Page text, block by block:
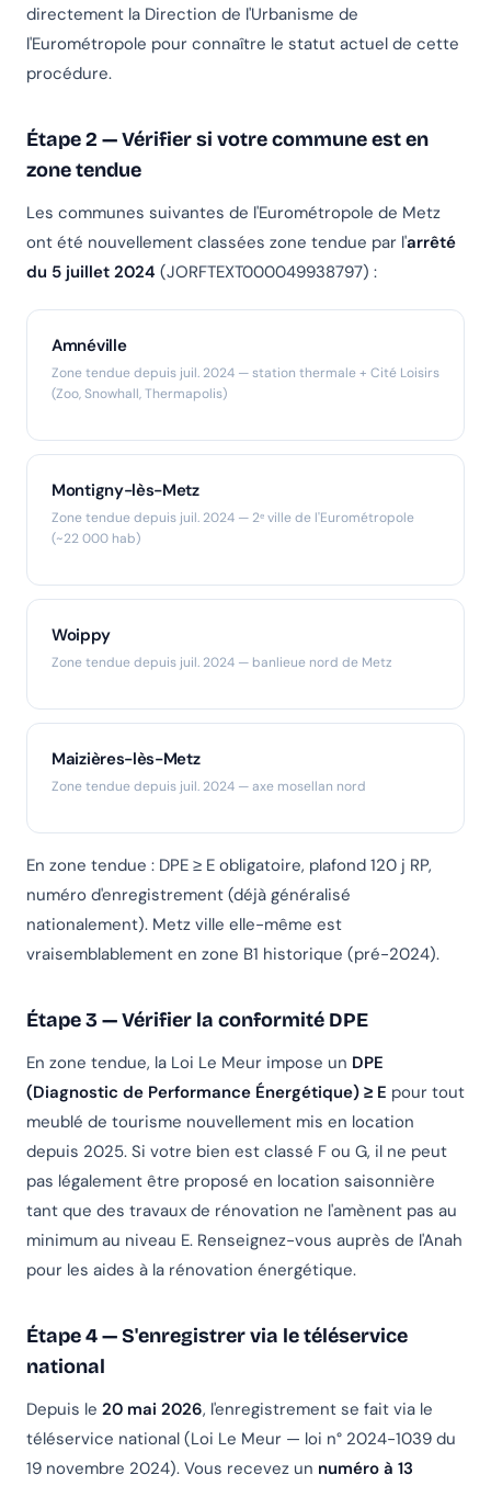
directement la Direction de l'Urbanisme de
l'Eurométropole pour connaître le statut actuel de cette
procédure.
Étape 2 — Vérifier si votre commune est en
zone tendue
Les communes suivantes de l'Eurométropole de Metz
ont été nouvellement classées zone tendue par l'arrêté
du 5 juillet 2024 (JORFTEXT000049938797) :
Amnéville
Zone tendue depuis juil. 2024 — station thermale + Cité Loisirs
(Zoo, Snowhall, Thermapolis)
Montigny-lès-Metz
Zone tendue depuis juil. 2024 — 2ᵉ ville de l'Eurométropole
(~22 000 hab)
Woippy
Zone tendue depuis juil. 2024 — banlieue nord de Metz
Maizières-lès-Metz
Zone tendue depuis juil. 2024 — axe mosellan nord
En zone tendue : DPE ≥ E obligatoire, plafond 120 j RP,
numéro d'enregistrement (déjà généralisé
nationalement). Metz ville elle-même est
vraisemblablement en zone B1 historique (pré-2024).
Étape 3 — Vérifier la conformité DPE
En zone tendue, la Loi Le Meur impose un DPE
(Diagnostic de Performance Énergétique) ≥ E pour tout
meublé de tourisme nouvellement mis en location
depuis 2025. Si votre bien est classé F ou G, il ne peut
pas légalement être proposé en location saisonnière
tant que des travaux de rénovation ne l'amènent pas au
minimum au niveau E. Renseignez-vous auprès de l'Anah
pour les aides à la rénovation énergétique.
Étape 4 — S'enregistrer via le téléservice
national
Depuis le 20 mai 2026, l'enregistrement se fait via le
téléservice national (Loi Le Meur — loi n° 2024-1039 du
19 novembre 2024). Vous recevez un numéro à 13